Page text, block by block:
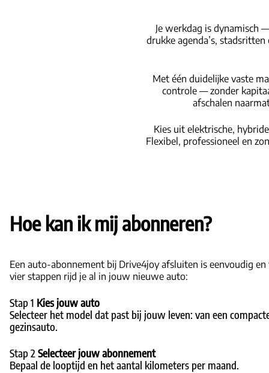
Je werkdag is dynamisch
drukke agenda’s,
Met één duidelijke vaste
controle — zonder
afschalen
Kies uit elektrische,
Flexibel, professioneel en
Hoe kan ik mij abonneren?
Een auto-abonnement bij Drive4joy afsluiten is eenvoudig
vier stappen rijd je al in jouw nieuwe auto:
Stap 1 Kies jouw auto
Selecteer het model dat past bij jouw leven: van een
gezinsauto.
Stap 2Selecteer jouw abonnement
Bepaal de looptijd en het aantal kilometers per maand.